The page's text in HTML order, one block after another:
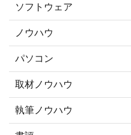
ソフトウェア
ノウハウ
パソコン
取材ノウハウ
執筆ノウハウ